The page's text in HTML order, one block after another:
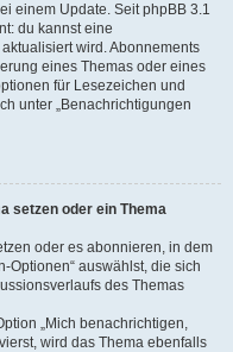
einem Update. Seit phpBB 3.1
du kannst eine
wird. Abonnements
eines Themas oder eines
für Lesezeichen und
unter „Benachrichtigungen
setzen oder ein Thema
oder es abonnieren, in dem
Optionen“ auswählst, die sich
des Themas
„Mich benachrichtigen,
wird das Thema ebenfalls